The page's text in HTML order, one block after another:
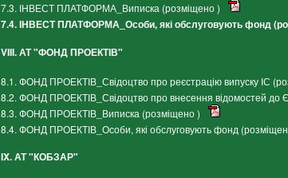
7.3. ІНВЕСТ ПЛАТФОРМА_Виписка (розміщено )
7.4. ІНВЕСТ ПЛАТФОРМА_Особи, які обслуговують фонд
VIII. АТ "ФОНД ПРОЕКТІВ"
8.1. ФОНД ПРОЕКТІВ_Свідоцтво про реєстрацію випуску ІС
8.2. ФОНД ПРОЕКТІВ_Свідоцтво про внесення відомостей до
8.3. ФОНД ПРОЕКТІВ_Виписка (розміщено )
8.4. ФОНД ПРОЕКТІВ_Особи, які обслуговують фонд
IX. АТ "КОБЗАР"